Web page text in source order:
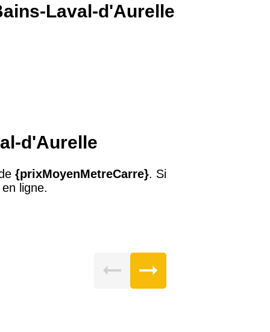
Laval-d'Aurelle
d'Aurelle
{prixMoyenMetreCarre}. Si
ligne.